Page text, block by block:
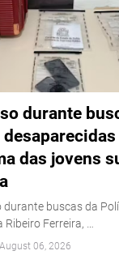
durante
das jovens
durante buscas da
Ferreira, …
August 06, 2026